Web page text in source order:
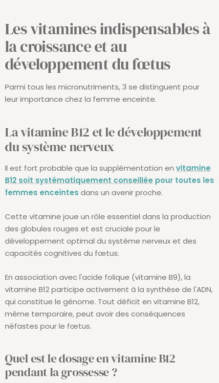
Les vitamines indispensables à
la croissance et au
développement du fœtus
Parmi tous les micronutriments, 3 se distinguent pour
leur importance chez la femme enceinte.
La vitamine B12 et le développement
du système nerveux
Il est fort probable que la supplémentation en vitamine
B12 soit systématiquement conseillée pour toutes les
femmes enceintes dans un avenir proche.
Cette vitamine joue un rôle essentiel dans la production
des globules rouges et est cruciale pour le
développement optimal du système nerveux et des
capacités cognitives du fœtus.
En association avec l'acide folique (vitamine B9), la
vitamine B12 participe activement à la synthèse de l'ADN,
qui constitue le génome. Tout déficit en vitamine B12,
même temporaire, peut avoir des conséquences
néfastes pour le fœtus.
Quel est le dosage en vitamine B12
pendant la grossesse ?